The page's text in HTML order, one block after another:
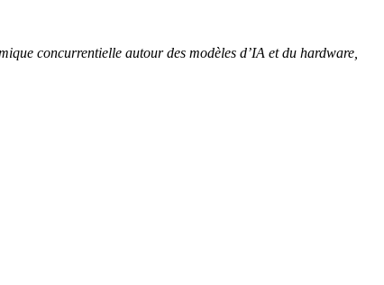
concurrentielle autour des modèles d’IA et du hardware,